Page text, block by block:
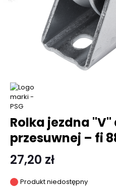
Rolka jezdna
przesuwnej – fi
27,20 zł
Produkt niedostępny